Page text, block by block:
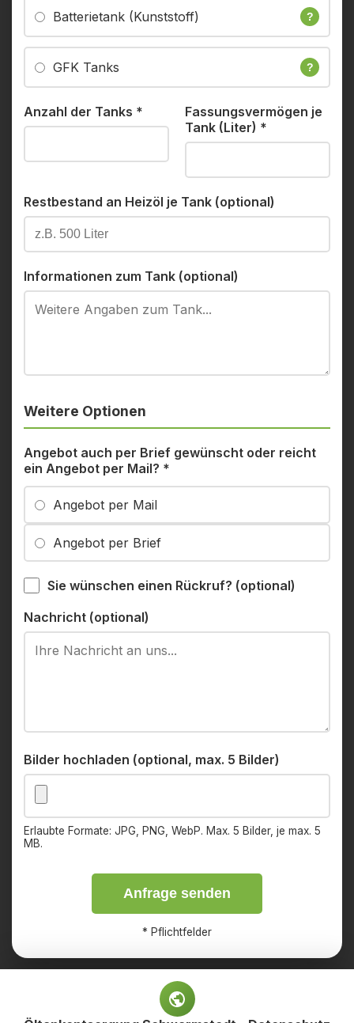
Batterietank (Kunststoff) ?
GFK Tanks ?
Anzahl der Tanks *
Fassungsvermögen je
Tank (Liter) *
Restbestand an Heizöl je Tank (optional)
Informationen zum Tank (optional)
Weitere Optionen
Angebot auch per Brief gewünscht oder reicht
ein Angebot per Mail? *
Angebot per Mail
Angebot per Brief
Sie wünschen einen Rückruf? (optional)
Nachricht (optional)
Bilder hochladen (optional, max. 5 Bilder)
Erlaubte Formate: JPG, PNG, WebP. Max. 5 Bilder, je max. 5
MB.
Anfrage senden
* Pflichtfelder